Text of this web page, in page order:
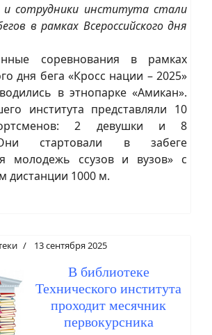
сотрудники института стали
в рамках Всероссийского дня
соревнования в рамках
дня бега «Кросс нации – 2025»
в этнопарке «Амикан».
института представляли 10
2 девушки и 8
стартовали в забеге
молодежь ссузов и вузов» с
дистанции 1000 м.
13 сентября 2025
В библиотеке
Технического института
проходит месячник
первокурсника